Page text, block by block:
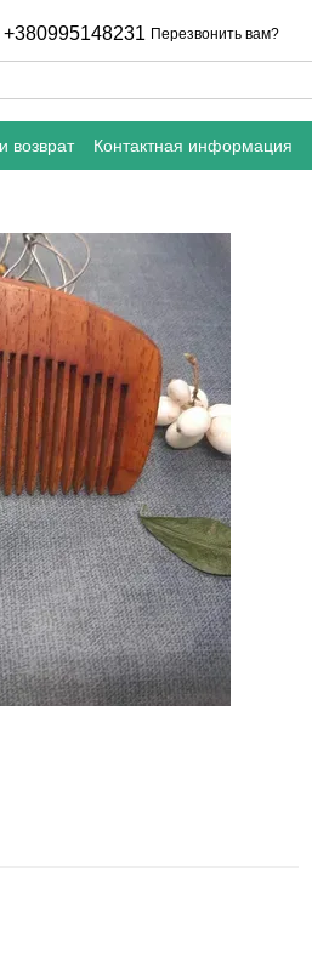
+380995148231 Перезвонить вам?
возврат Контактная информация